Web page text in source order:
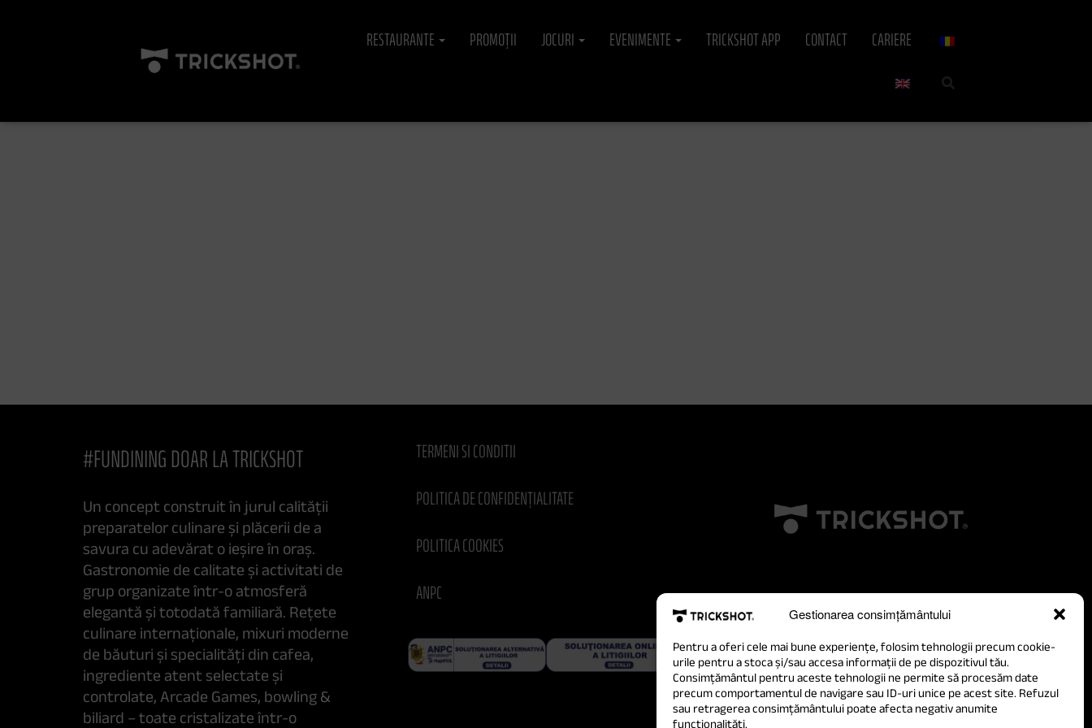
Gestionarea consimțământului
Pentru a oferi cele mai bune experiențe, folosim tehnologii precum cookie-
urile pentru a stoca și/sau accesa informații de pe dispozitivul tău.
Consimțământul pentru aceste tehnologii ne permite să procesăm date
precum comportamentul de navigare sau ID-uri unice pe acest site. Refuzul
sau retragerea consimțământului poate afecta negativ anumite
funcționalități.
RESTAURANTE PROMOȚII JOCURI EVENIMENTE TRICKSHOT APP CONTACT CARIERE
#FUNDINING DOAR LA TRICKSHOT
Un concept construit în jurul calității
preparatelor culinare și plăcerii de a
savura cu adevărat o ieșire în oraș.
Gastronomie de calitate și activitati de
grup organizate într-o atmosferă
elegantă și totodată familiară. Rețete
culinare internaționale, mixuri moderne
de băuturi și specialități din cafea,
ingrediente atent selectate și
controlate, Arcade Games, bowling &
biliard – toate cristalizate într-o
TERMENI SI CONDITII
POLITICA DE CONFIDENȚIALITATE
POLITICA COOKIES
ANPC